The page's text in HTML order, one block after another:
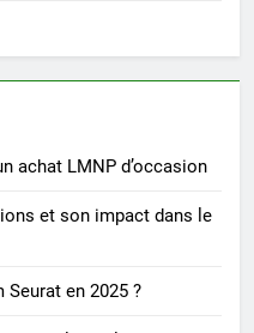
achat LMNP d’occasion
et son impact dans le
en 2025 ?